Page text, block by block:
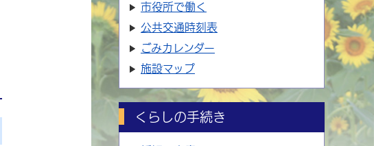
市役所で働く
公共交通時刻表
ごみカレンダー
施設マップ
くらしの手続き